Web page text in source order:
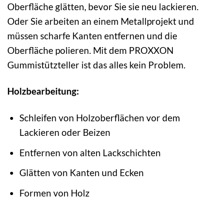
Oberfläche glätten, bevor Sie sie neu lackieren.
Oder Sie arbeiten an einem Metallprojekt und
müssen scharfe Kanten entfernen und die
Oberfläche polieren. Mit dem PROXXON
Gummistützteller ist das alles kein Problem.
Holzbearbeitung:
Schleifen von Holzoberflächen vor dem
Lackieren oder Beizen
Entfernen von alten Lackschichten
Glätten von Kanten und Ecken
Formen von Holz